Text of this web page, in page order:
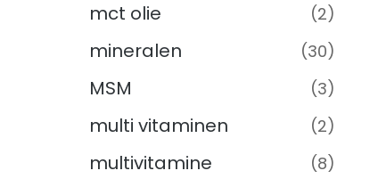
mct olie (2)
mineralen (30)
MSM (3)
multi vitaminen (2)
multivitamine (8)